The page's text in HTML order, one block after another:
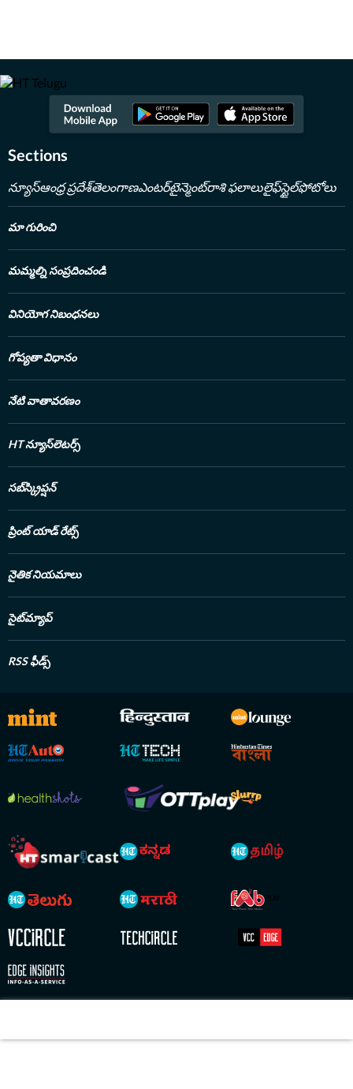
చెప్పడం, రాయడంపై ఇష్టంతో ఈ రంగాన్ని ఎంచుకున్నారు. తన ఆర్టికల్స్​తో
ఇప్పుడు ప్రజలకు చేరువవుతున్నారు.Read Less
Sections
న్యూస్ఆంధ్ర ప్రదేశ్తెలంగాణఎంటర్‌టైన్మెంట్రాశి ఫలాలులైఫ్‌స్టైల్ఫోటోలు
మా గురించి
మమ్మల్ని సంప్రదించండి
వినియోగ నిబంధనలు
గోప్యతా విధానం
నేటి వాతావరణం
HT న్యూస్‌లెటర్స్
సబ్‌స్క్రిప్షన్
ప్రింట్ యాడ్ రేట్స్
నైతిక నియమాలు
సైట్‌మ్యాప్
RSS ఫీడ్స్